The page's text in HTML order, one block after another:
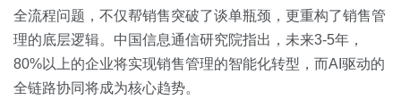
全流程问题，不仅帮销售突破了谈单瓶颈，更重构了销售管
理的底层逻辑。中国信息通信研究院指出，未来3-5年，
80%以上的企业将实现销售管理的智能化转型，而AI驱动的
全链路协同将成为核心趋势。